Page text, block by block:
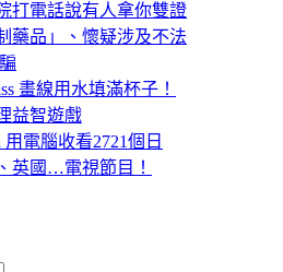
打電話說有人拿你雙證
藥品」、懷疑涉及不法
畫線用水填滿杯子！
益智遊戲
用電腦收看2721個日
英國…電視節目！